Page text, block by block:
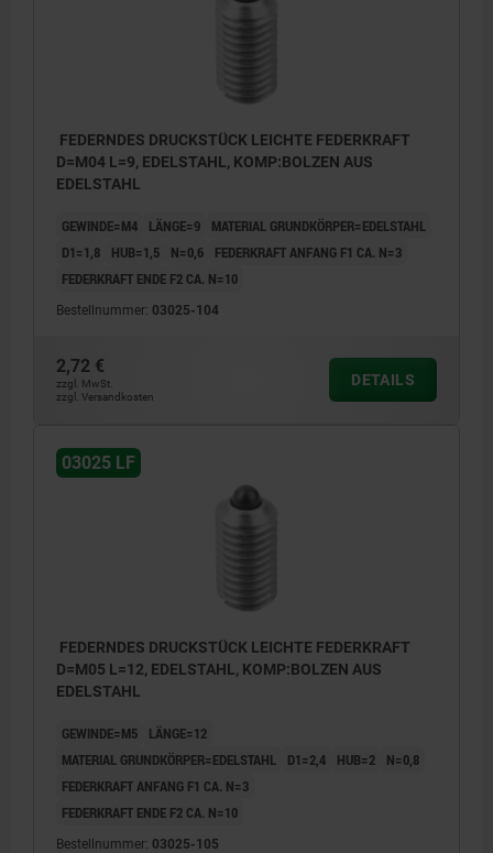
FEDERNDES DRUCKSTÜCK LEICHTE FEDERKRAFT
D=M04 L=9, EDELSTAHL, KOMP:BOLZEN AUS
EDELSTAHL
GEWINDE=M4 LÄNGE=9
MATERIAL GRUNDKÖRPER=EDELSTAHL
D1=1,8
HUB=1,5 N=0,6
FEDERKRAFT ANFANG F1 CA. N=3
FEDERKRAFT ENDE F2 CA. N=10
Bestellnummer: 03025-104
2,72 €
zzgl. MwSt.
zzgl. Versandkosten
DETAILS
03025 LF
FEDERNDES DRUCKSTÜCK LEICHTE FEDERKRAFT
D=M05 L=12, EDELSTAHL, KOMP:BOLZEN AUS
EDELSTAHL
GEWINDE=M5
LÄNGE=12
MATERIAL GRUNDKÖRPER=EDELSTAHL
D1=2,4 HUB=2
N=0,8
FEDERKRAFT ANFANG F1 CA. N=3
FEDERKRAFT ENDE F2 CA. N=10
Bestellnummer: 03025-105